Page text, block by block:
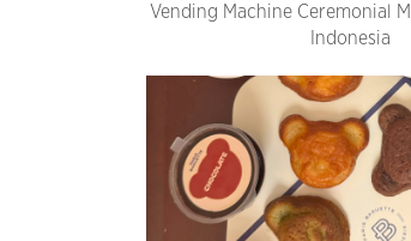
Vending Machine Ceremonial
Indonesia